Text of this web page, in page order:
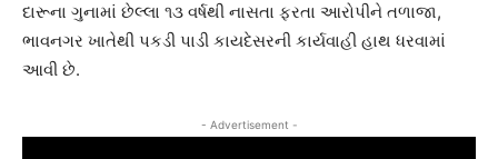
દારૂના ગુનામાં છેલ્લા ૧૩ વર્ષથી નાસતા ફરતા આરોપીને તળાજા,
ભાવનગર ખાતેથી પકડી પાડી કાયદેસરની કાર્યવાહી હાથ ધરવામાં
આવી છે.
- Advertisement -